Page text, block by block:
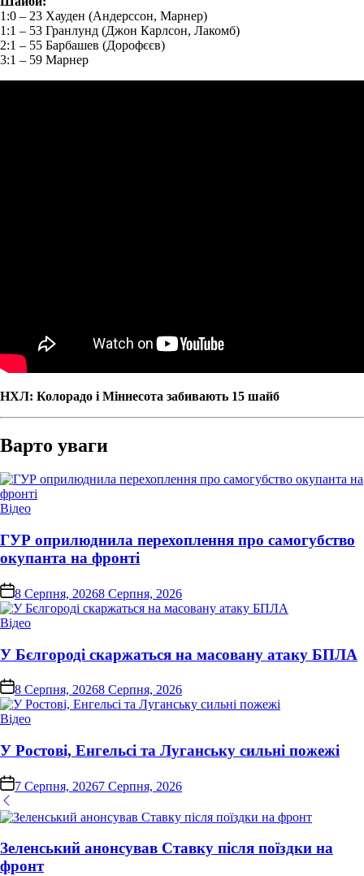
1:0 – 23 Хауден (Андерссон, Марнер)
1:1 – 53 Гранлунд (Джон Карлсон, Лакомб)
2:1 – 55 Барбашев (Дорофєєв)
3:1 – 59 Марнер
НХЛ: Колорадо і Міннесота забивають 15 шайб
Варто уваги
Опублікувати
Відео
ГУР оприлюднила перехоплення про самогубство
окупанта на фронті
on8 Серпня, 20268 Серпня, 2026
Опублікувати
Відео
У Бєлгороді скаржаться на масовану атаку БПЛА
on8 Серпня, 20268 Серпня, 2026
Опублікувати
Відео
У Ростові, Енгельсі та Луганську сильні пожежі
on 7 Серпня, 20267 Серпня, 2026
Зеленський анонсував Ставку після поїздки на
фронт